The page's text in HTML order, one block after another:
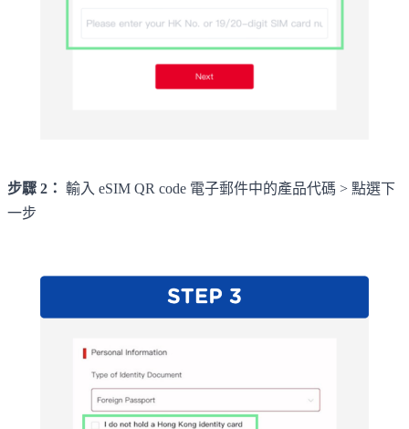
步驟 2： 輸入 eSIM QR code 電子郵件中的產品代碼 > 點選下
一步